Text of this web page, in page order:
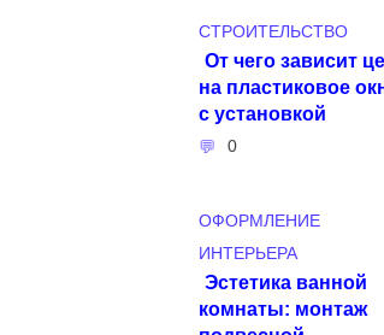
СТРОИТЕЛЬСТВО
От чего зависит
на пластиковое
с установкой
0
ОФОРМЛЕНИЕ
ИНТЕРЬЕРА
Эстетика ванной
комнаты: монтаж